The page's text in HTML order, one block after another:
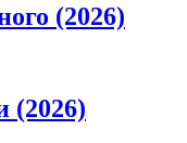
(2026)
(2026)